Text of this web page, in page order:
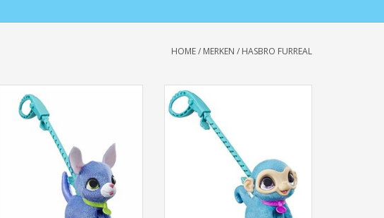
HOME/ MERKEN / HASBRO FURREAL
FurReal Walkalots Lil Wags, Hond,
FurReal Walkalots Lil Wags, Aap,
TOEVOEGEN AAN WINKELWAGEN